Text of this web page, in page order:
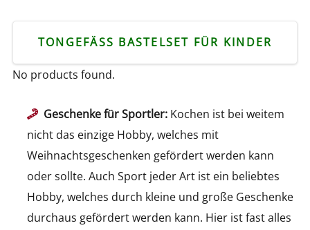
TONGEFÄSS BASTELSET FÜR KINDER
No products found.
Geschenke für Sportler: Kochen ist bei weitem
nicht das einzige Hobby, welches mit
Weihnachtsgeschenken gefördert werden kann
oder sollte. Auch Sport jeder Art ist ein beliebtes
Hobby, welches durch kleine und große Geschenke
durchaus gefördert werden kann. Hier ist fast alles